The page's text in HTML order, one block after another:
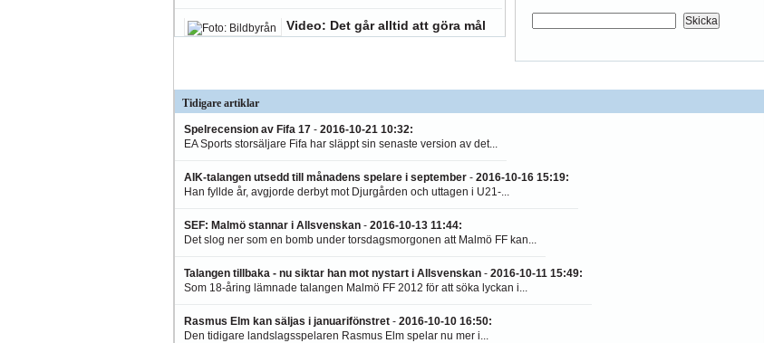
Video: Det går alltid att göra mål
helt omöjliga att göra mål på. Se då på
Tidigare artiklar
Spelrecension av Fifa 17 - 2016-10-21 10:32:
EA Sports storsäljare Fifa har släppt sin senaste version av det...
AIK-talangen utsedd till månadens spelare i september - 2016-10-16 15:19:
Han fyllde år, avgjorde derbyt mot Djurgården och uttagen i U21-...
SEF: Malmö stannar i Allsvenskan - 2016-10-13 11:44:
Det slog ner som en bomb under torsdagsmorgonen att Malmö FF kan...
Talangen tillbaka - nu siktar han mot nystart i Allsvenskan - 2016-10-11 15:49:
Som 18-åring lämnade talangen Malmö FF 2012 för att söka lyckan i...
Rasmus Elm kan säljas i januarifönstret - 2016-10-10 16:50:
Den tidigare landslagsspelaren Rasmus Elm spelar nu mer i...